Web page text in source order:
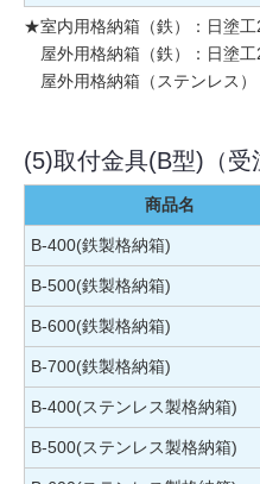
★室内用格納箱（鉄）：日塗
屋外用格納箱（鉄）：日塗
屋外用格納箱（ステンレス
(5)取付金具(B型)（受
商品名
B-400(鉄製格納箱)
B-500(鉄製格納箱)
B-600(鉄製格納箱)
B-700(鉄製格納箱)
B-400(ステンレス製格納箱)
B-500(ステンレス製格納箱)